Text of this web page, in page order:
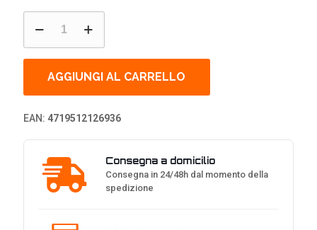
Master
Gaming
Monitor
Tempest
27"
UHD,
160Hz,
QDot
Nero
quantità
AGGIUNGI AL CARRELLO
EAN: 4719512126936
Consegna a domicilio
Consegna in 24/48h dal momento della
spedizione